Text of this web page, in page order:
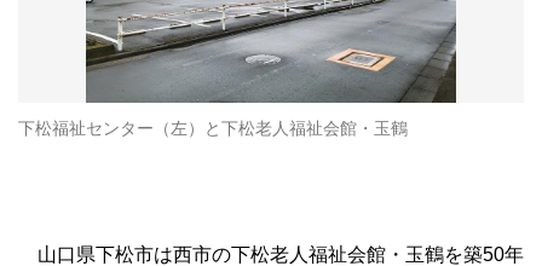
下松福祉センター（左）と下松老人福祉会館・玉鶴
山口県下松市は西市の下松老人福祉会館・玉鶴を築50年